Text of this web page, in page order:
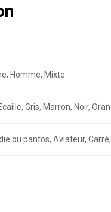
Homme, Mixte
Gris, Marron, Noir,
ou pantos, Aviateur,